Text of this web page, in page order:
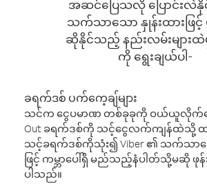
အဆင်ပြေသလို ပြောင်းလဲနို
သက်သာသော နှုန်းထားဖြင့် ဖု
ဆိုနိုင်သည့် နည်းလမ်းများ
ကို ရွေးချယ်ပါ-
ခရက်ဒစ် ပက်ကေ့ချ်များ
သင်က ငွေပမာဏ တစ်ခုခုကို ဝယ်ယူလိုက်သ
Out ခရက်ဒစ်ကို သင့်ငွေလက်ကျန်ထဲသို့
သင့်ခရက်ဒစ်ကိုသုံး၍ Viber ၏ သက်သာသေ
ဖြင့် ကမ္ဘာပေါ်ရှိ မည်သည့်နံပါတ်သို့မဆို ဖုန်
ပါသည်။